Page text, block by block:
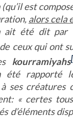
est
alors cela
ait été dit par
de ceux qui ont
kourramiyahs
été rapporté
ses créatures
« certes
d’éléments